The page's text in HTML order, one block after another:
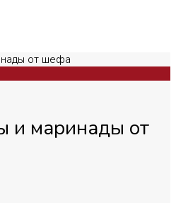
и маринады от